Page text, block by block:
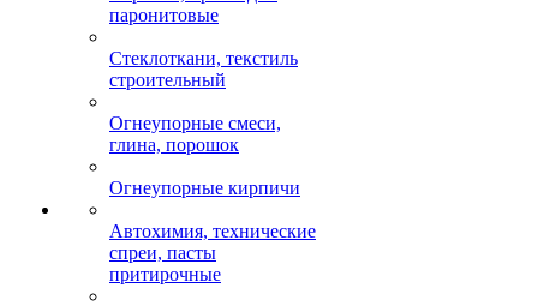
паронитовые
Стеклоткани, текстиль
строительный
Огнеупорные смеси,
глина, порошок
Огнеупорные кирпичи
Автохимия, технические
спреи, пасты
притирочные